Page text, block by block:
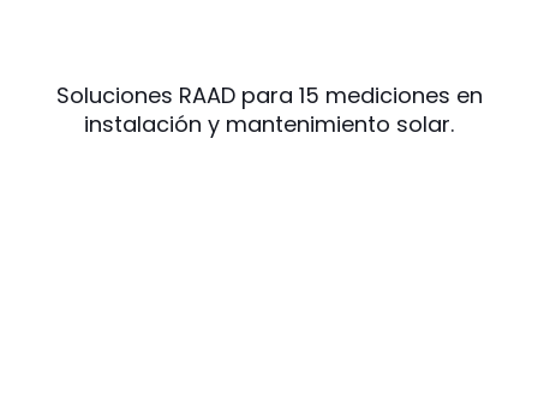
Soluciones RAAD para 15 mediciones en
instalación y mantenimiento solar.